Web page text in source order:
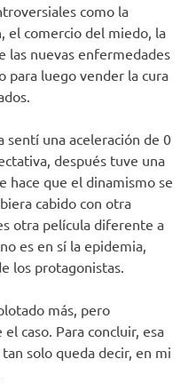
como la
el comercio del miedo, la
las nuevas enfermedades
para luego vender la cura
sentí una aceleración de 0
después tuve una
hace que el dinamismo se
cabido con otra
otra película diferente a
es en sí la epidemia,
los protagonistas.
más, pero
caso. Para concluir, esa
solo queda decir, en mi